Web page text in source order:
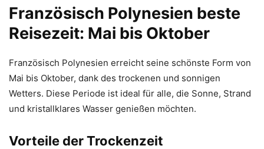
Französisch Polynesien beste
Reisezeit: Mai bis Oktober
Französisch Polynesien erreicht seine schönste Form von
Mai bis Oktober, dank des trockenen und sonnigen
Wetters. Diese Periode ist ideal für alle, die Sonne, Strand
und kristallklares Wasser genießen möchten.
Vorteile der Trockenzeit